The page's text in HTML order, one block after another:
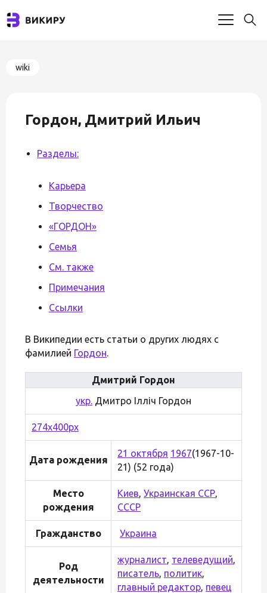
wiki
Гордон, Дмитрий Ильич
Разделы:
Карьера
Творчество
«ГОРДОН»
Семья
См. также
Примечания
Ссылки
В Википедии есть статьи о других людях с
фамилией Гордон.
Дмитрий Гордон
укр. Дмитро Ілліч Гордон
274x400px
Дата рождения
21 октября 1967(1967-10-
21) (52 года)
Место
рождения
Киев, Украинская ССР,
СССР
Гражданство Украина
Род
деятельности
журналист, телеведущий,
писатель, политик,
главный редактор, певец